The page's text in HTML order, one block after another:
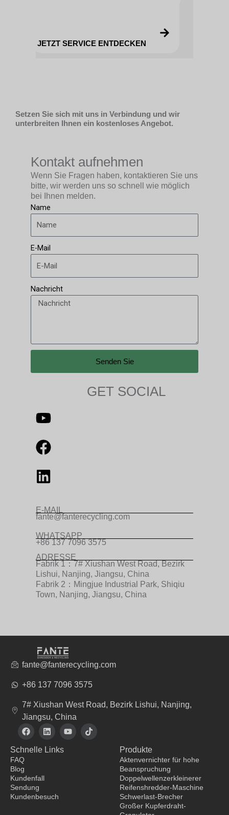
JETZT SERVICE ENTDECKEN
Setzen Sie sich mit uns in Verbindung und wir
unterbreiten Ihnen ein kostenloses Angebot.
Kontakt aufnehmen
Wenn Sie Fragen haben, kontaktieren Sie uns
bitte, wir werden uns so schnell wie möglich
bei Ihnen melden.
Name
E-Mail
Nachricht
Senden Sie
GET SOCIAL
E-MAIL
fante@fanterecycling.com
WHATSAPP
+86 137 7096 3575
ADRESSE
Fabrik 1：7# Xiushan West Road, Bezirk
Lishui, Nanjing, Jiangsu, China
Fabrik 2：Mingjue Industrial Park, Shiqiu
Town, Nanjing, Jiangsu, China
fante@fanterecycling.com
+86 137 7096 3575
7# Xiushan West Road, Bezirk Lishui, Nanjing,
Jiangsu, China
F
a
e
o
k
L
i
k
Y
o
T
i
Schnelle Links
FAQ
Blog
Kundenfall
Sendung
Kundenbesuch
Produkte
Aktenvernichter für hohe
Beanspruchung
Doppelwellenzerkleinerer
Reifenshredder-Maschine
Schwerlast-Brecher
Großer Kupferdraht-